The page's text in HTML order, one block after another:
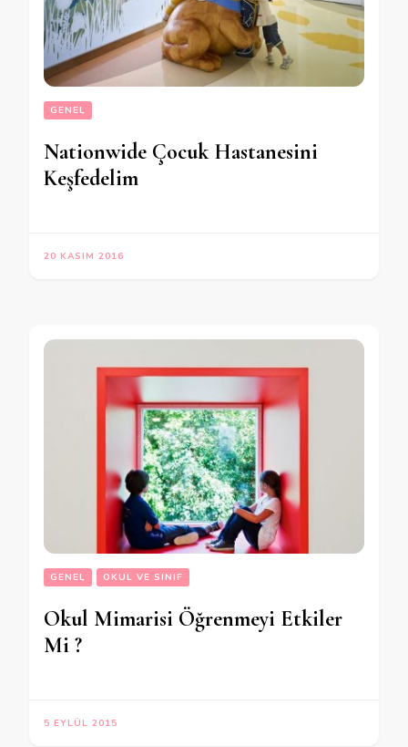
GENEL
Nationwide Çocuk Hastanesini
Keşfedelim
20 KASIM 2016
GENEL OKUL VE SINIF
Okul Mimarisi Öğrenmeyi Etkiler
Mi ?
5 EYLÜL 2015